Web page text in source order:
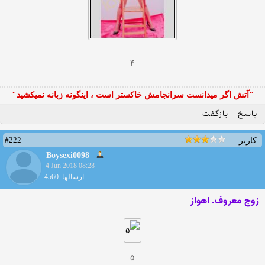
۴
"آتش اگر ميدانست سرانجامش خاكستر است ، اينگونه زبانه نميكشيد"
پاسخ بازگفت
کاربر
#222
Boysexi0098
4 Jun 2018 08:28
ارسالها: 4560
زوج معروف. اهواز
۵